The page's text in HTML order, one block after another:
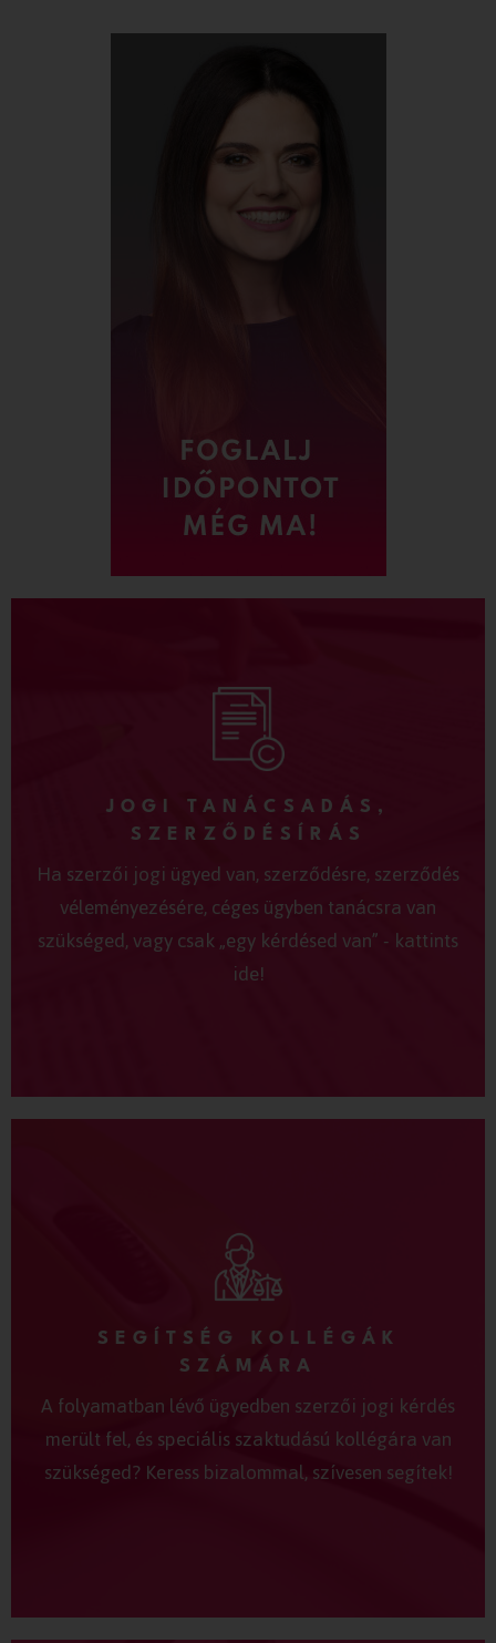
JOGI TANÁCSADÁS,
SZERZŐDÉSÍRÁS
Ha szerzői jogi ügyed van, szerződésre, szerződés
véleményezésére, céges ügyben tanácsra van
szükséged, vagy csak „egy kérdésed van” - kattints
ide!
SEGÍTSÉG KOLLÉGÁK
SZÁMÁRA
A folyamatban lévő ügyedben szerzői jogi kérdés
merült fel, és speciális szaktudású kollégára van
szükséged? Keress bizalommal, szívesen segítek!